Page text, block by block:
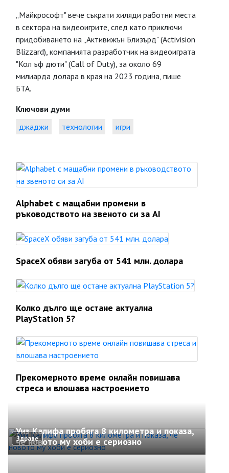
„Майкрософт" вече съкрати хиляди работни места
в сектора на видеоигрите, след като приключи
придобиването на „Активижън Близърд" (Activision
Blizzard), компанията разработчик на видеоиграта
"Кол ъф дюти" (Call of Duty), за около 69
милиарда долара в края на 2023 година, пише
БТА.
Ключови думи
джаджи
технологии игри
Alphabet с мащабни промени в
ръководството на звеното си за AI
SpaceX обяви загуба от 541 млн. долара
Колко дълго ще остане актуална
PlayStation 5?
Прекомерното време онлайн повишава
стреса и влошава настроението
Здраве
Уиз Калифа пробяга 8 километра и показа,
че новото му хоби е сериозно